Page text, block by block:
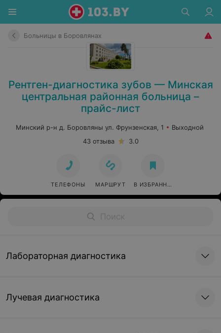
Больницы в Боровлянах
Рентген-диагностика зубов — Минская
центральная районная больница –
прайс-лист
Минский р-н д. Боровляны ул. Фрунзенская, 1
Выходной
43 отзыва
3.0
ТЕЛЕФОНЫ МАРШРУТ В ИЗБРАННОЕ
Лабораторная диагностика
Лучевая диагностика